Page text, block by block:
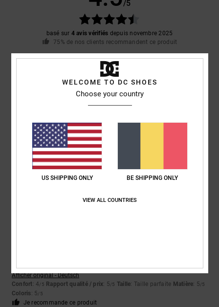
/5
basé sur 4 avis vérifiés depuis novembre 2025
75% de nos clients recommandent ce produit
Rapport qualité / prix
Coloris
5
Afficher original - Deutsch
Confort: 4/5 Rapport qualité / prix: 5/5 Taille: Taille parfaite Matière: 5/5
Coloris: 5/5
Je recommande ce produit
WELCOME TO DC SHOES
Choose your country
US SHIPPING ONLY BE SHIPPING ONLY
VIEW ALL COUNTRIES